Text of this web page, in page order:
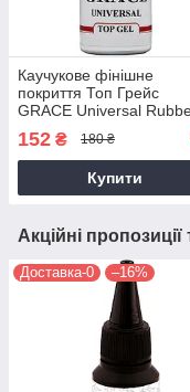
Каучукове фінішне
покриття Топ Грейс
GRACE Universal
152 ₴ 180 ₴
Купити
Акційні
Доставка-0 –16%